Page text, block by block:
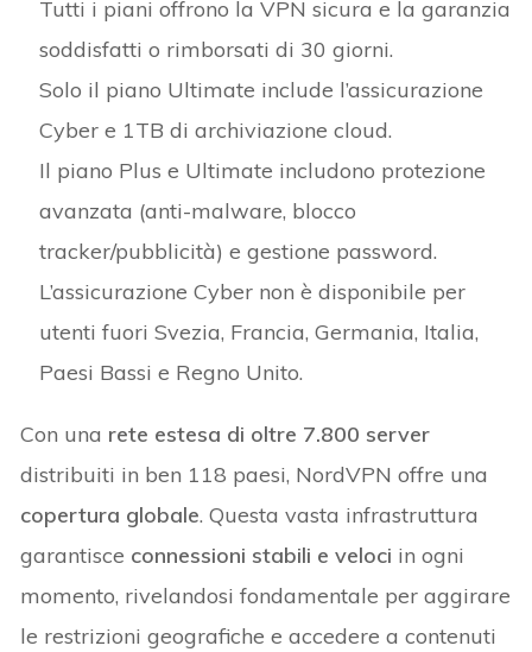
Tutti i piani offrono la VPN sicura e la garanzia
soddisfatti o rimborsati di 30 giorni.
Solo il piano Ultimate include l’assicurazione
Cyber e 1TB di archiviazione cloud.
Il piano Plus e Ultimate includono protezione
avanzata (anti-malware, blocco
tracker/pubblicità) e gestione password.
L’assicurazione Cyber non è disponibile per
utenti fuori Svezia, Francia, Germania, Italia,
Paesi Bassi e Regno Unito.
Con una rete estesa di oltre 7.800 server
distribuiti in ben 118 paesi, NordVPN offre una
copertura globale. Questa vasta infrastruttura
garantisce connessioni stabili e veloci in ogni
momento, rivelandosi fondamentale per aggirare
le restrizioni geografiche e accedere a contenuti